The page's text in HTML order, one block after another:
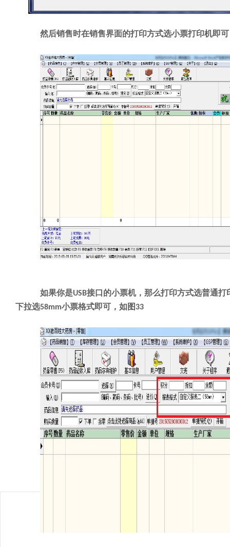
然后销售时在销售界面的打印方式选小票打印机即
如果你是USB接口的小票机，那么打印方式选普通
下拉选58mm小票格式即可，如图33